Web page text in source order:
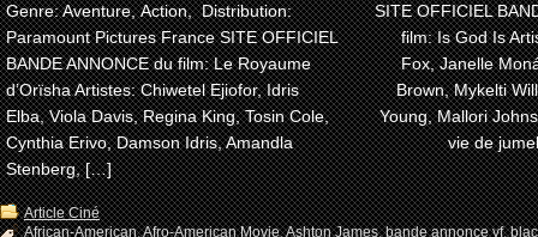
Genre: Aventure, Action, Distribution:
Paramount Pictures France SITE OFFICIEL
BANDE ANNONCE du film: Le Royaume
d’Orïsha Artistes: Chiwetel Ejiofor, Idris
Elba, Viola Davis, Regina King, Tosin Cole,
Cynthia Erivo, Damson Idris, Amandla
Stenberg, […]
SITE OFFICIEL
film: Is God Is
Fox, Janelle
Brown, Mykelti
Young, Mallori
vie de
Article Ciné
African-American,Afro-American Movie,Ashton James,bande annonce vf,